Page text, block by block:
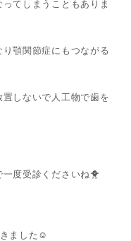
てしまうこともありま
顎関節症にもつながる
しないで人工物で歯を
度受診くださいね🐥
ました☺